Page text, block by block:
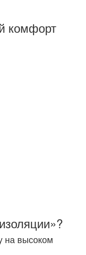
комфорт
на высоком